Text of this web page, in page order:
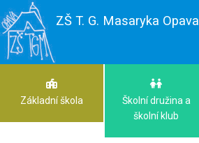
ZŠ T. G. Masaryka Opava
Základní škola
Školní družina a
školní klub